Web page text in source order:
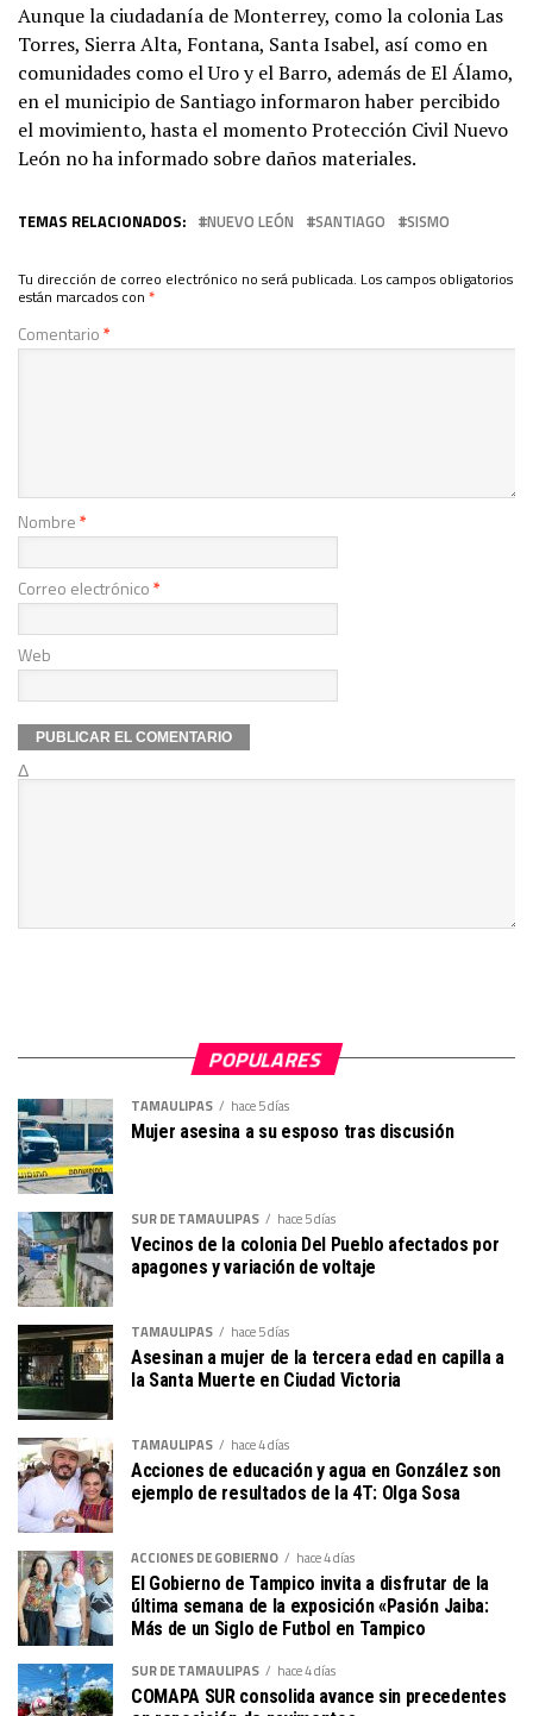
Aunque la ciudadanía de Monterrey, como la colonia Las
Torres, Sierra Alta, Fontana, Santa Isabel, así como en
comunidades como el Uro y el Barro, además de El Álamo,
en el municipio de Santiago informaron haber percibido
el movimiento, hasta el momento Protección Civil Nuevo
León no ha informado sobre daños materiales.
TEMAS RELACIONADOS: NUEVO LEÓN SANTIAGO SISMO
Tu dirección de correo electrónico no será publicada. Los campos obligatorios
están marcados con *
Comentario*
Nombre*
Correo electrónico*
Web
Δ
POPULARES
TAMAULIPAS hace 5 días
Mujer asesina a su esposo tras discusión
SUR DE TAMAULIPAS hace 5 días
Vecinos de la colonia Del Pueblo afectados por
apagones y variación de voltaje
TAMAULIPAS hace 5 días
Asesinan a mujer de la tercera edad en capilla a
la Santa Muerte en Ciudad Victoria
TAMAULIPAS hace 4 días
Acciones de educación y agua en González son
ejemplo de resultados de la 4T: Olga Sosa
ACCIONES DE GOBIERNO hace 4 días
El Gobierno de Tampico invita a disfrutar de la
última semana de la exposición «Pasión Jaiba:
Más de un Siglo de Futbol en Tampico
SUR DE TAMAULIPAS hace 4 días
COMAPA SUR consolida avance sin precedentes